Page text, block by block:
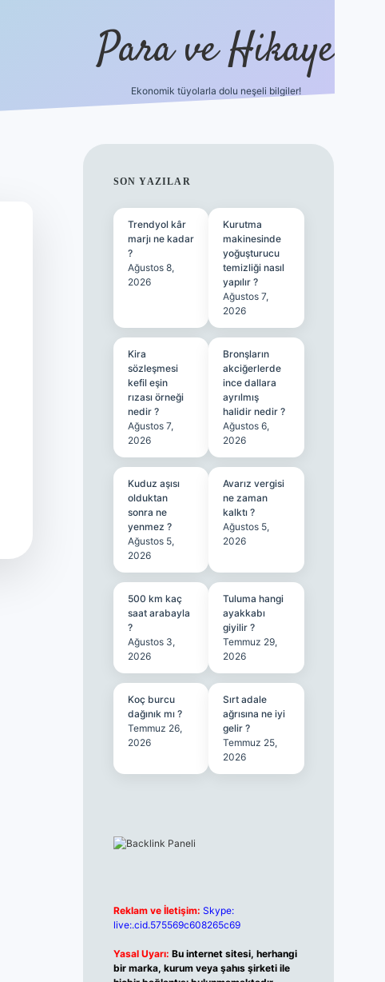
Para ve Hikaye
Ekonomik tüyolarla dolu neşeli bilgiler!
SIDEBAR
SON YAZILAR
Trendyol kâr
marjı ne kadar
?
Ağustos 8,
2026
Kurutma
makinesinde
yoğuşturucu
temizliği nasıl
yapılır ?
Ağustos 7,
2026
Kira
sözleşmesi
kefil eşin
rızası örneği
nedir ?
Ağustos 7,
2026
Bronşların
akciğerlerde
ince dallara
ayrılmış
halidir nedir ?
Ağustos 6,
2026
Kuduz aşısı
olduktan
sonra ne
yenmez ?
Ağustos 5,
2026
Avarız vergisi
ne zaman
kalktı ?
Ağustos 5,
2026
500 km kaç
saat arabayla
?
Ağustos 3,
2026
Tuluma hangi
ayakkabı
giyilir ?
Temmuz 29,
2026
Koç burcu
dağınık mı ?
Temmuz 26,
2026
Sırt adale
ağrısına ne iyi
gelir ?
Temmuz 25,
2026
Reklam ve İletişim: Skype:
live:.cid.575569c608265c69
Yasal Uyarı: Bu internet sitesi, herhangi
bir marka, kurum veya şahıs şirketi ile
hiltonbet